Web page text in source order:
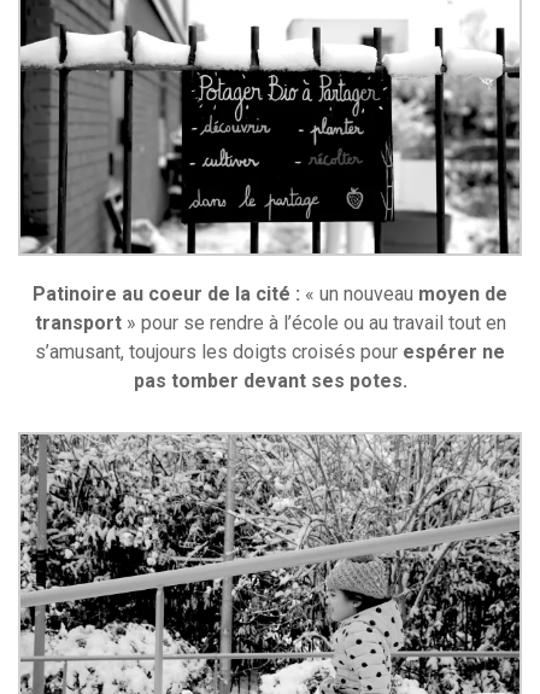
Patinoire au coeur de la cité : « un nouveau moyen de
transport» pour se rendre à l’école ou au travail tout en
s’amusant, toujours les doigts croisés pour espérer ne
pas tomber devant ses potes.